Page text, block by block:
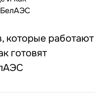
которые работают
готовят